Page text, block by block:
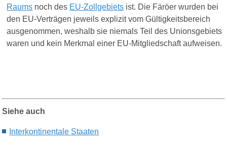
Raums noch des EU-Zollgebiets ist. Die Färöer wurden bei
den EU-Verträgen jeweils explizit vom Gültigkeitsbereich
ausgenommen, weshalb sie niemals Teil des Unionsgebiets
waren und kein Merkmal einer EU-Mitgliedschaft aufweisen.
Siehe auch
Interkontinentale Staaten